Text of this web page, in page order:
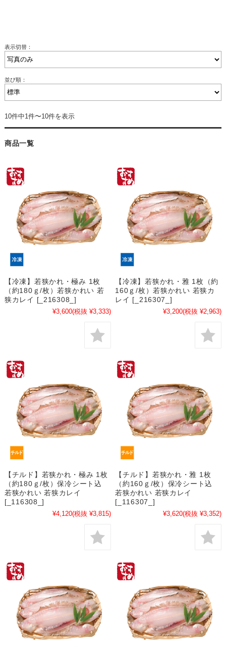
表示切替：
並び順：
10件中1件〜10件を表示
商品一覧
【冷凍】若狭かれ・極み 1枚
（約180ｇ/枚）若狭かれい 若
狭カレイ [_216308_]
¥3,600(税抜 ¥3,333)
【冷凍】若狭かれ・雅 1枚（約
160ｇ/枚）若狭かれい 若狭カ
レイ [_216307_]
¥3,200(税抜 ¥2,963)
【チルド】若狭かれ・極み 1枚
（約180ｇ/枚）保冷シート込
若狭かれい 若狭カレイ
[_116308_]
¥4,120(税抜 ¥3,815)
【チルド】若狭かれ・雅 1枚
（約160ｇ/枚）保冷シート込
若狭かれい 若狭カレイ
[_116307_]
¥3,620(税抜 ¥3,352)